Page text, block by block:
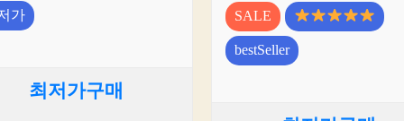
가
최저가구매
SALE
bestSeller